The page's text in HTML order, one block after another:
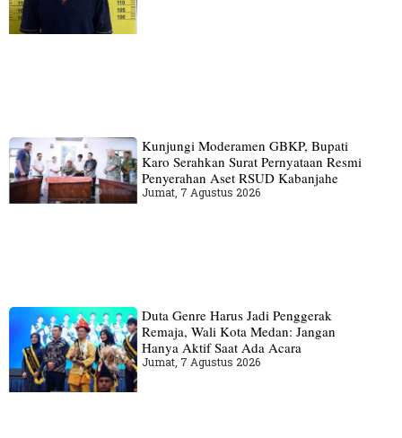
Kunjungi Moderamen GBKP, Bupati
Karo Serahkan Surat Pernyataan Resmi
Penyerahan Aset RSUD Kabanjahe
Jumat, 7 Agustus 2026
Duta Genre Harus Jadi Penggerak
Remaja, Wali Kota Medan: Jangan
Hanya Aktif Saat Ada Acara
Jumat, 7 Agustus 2026